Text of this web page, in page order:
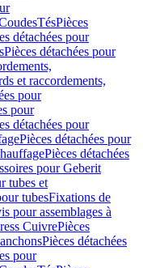
TésPièces
détachées pour
Pièces détachées pour
et raccordements,
pour
pour
détachées pour
Pièces détachées pour
Pièces détachées
pour Geberit
tubes et
tubesFixations de
pour assemblages à
CuivrePièces
Pièces détachées
pour